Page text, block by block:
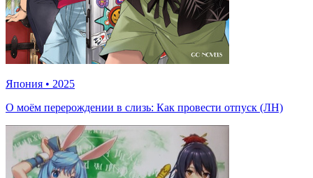
Япония • 2025
О моём перерождении в слизь: Как провести отпуск (ЛН)